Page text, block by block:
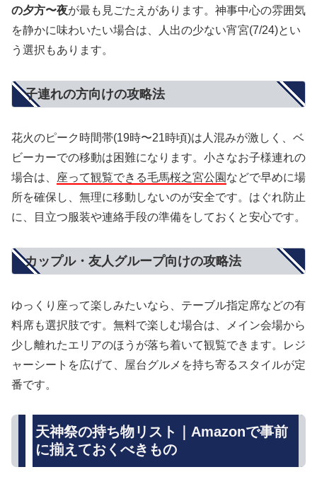
の夕方〜夜が最も見ごたえがあります。神事中心の雰囲気
を静かに味わいたい場合は、人出の少ない宵宮(7/24)とい
う選択もあります。
子連れの方向けの攻略法
花火のピーク時間帯(19時〜21時頃)は人混みが激しく、ベ
ビーカーでの移動は困難になります。小さなお子様連れの
場合は、
座って観覧できる毛馬桜之宮公園 などで早めに場
所を確保し、無理に移動しないのが安全です。はぐれ防止
に、目立つ服装や連絡手段の準備をしておくと安心です。
カップル・友人グループ向けの攻略法
ゆっくり座って楽しみたいなら、テーブル指定席などの有
料席も選択肢です。無料で楽しむ場合は、メイン会場から
少し離れたエリアのほうが落ち着いて観覧できます。レジ
ャーシートを広げて、屋台グルメを持ち寄るスタイルが定
番です。
天神祭の持ち物リスト｜Amazonで事前
に揃えておくべきもの